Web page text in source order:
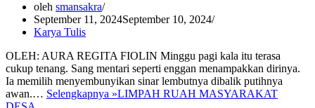
oleh smansakra
September 11, 2024September 10, 2024
Karya Tulis
OLEH: AURA REGITA FIOLIN Minggu pagi kala itu terasa
cukup tenang. Sang mentari seperti enggan menampakkan dirinya.
Ia memilih menyembunyikan sinar lembutnya dibalik putihnya
awan.… Selengkapnya »LIMPAH RUAH MASYARAKAT